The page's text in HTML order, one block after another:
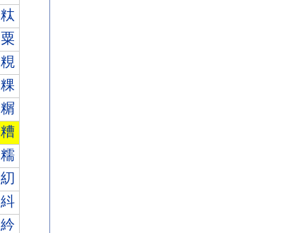
粏
粟
粯
粿
糏
糟
糯
糿
紏
紟